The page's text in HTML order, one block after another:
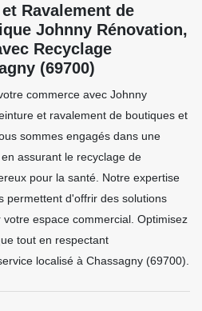
Ravalement de
Johnny Rénovation,
Recyclage
(69700)
commerce avec Johnny
et ravalement de boutiques et
sommes engagés dans une
assurant le recyclage de
pour la santé. Notre expertise
permettent d'offrir des solutions
espace commercial. Optimisez
tout en respectant
localisé à Chassagny (69700).